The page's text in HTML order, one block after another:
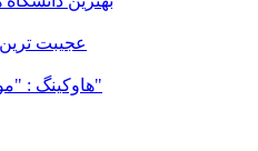
عجیبت
هاوكينگ : "موجودات فضايي وجود دارند"